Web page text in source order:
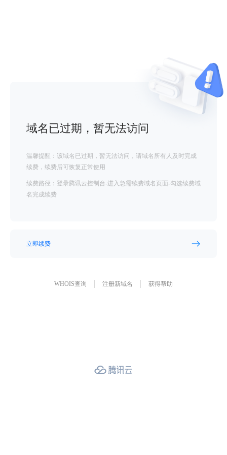
域名已过期，暂无法访问
温馨提醒：该域名已过期，暂无法访问，请域名所有人及时完成
续费，续费后可恢复正常使用
续费路径：登录腾讯云控制台-进入急需续费域名页面-勾选续费域
名完成续费
立即续费
WHOIS查询 注册新域名 获得帮助